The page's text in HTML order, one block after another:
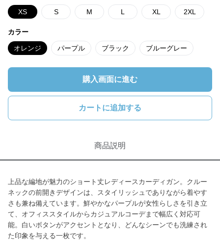
XS S M L XL 2XL
カラー
オレンジ パープル ブラック ブルーグレー
購入画面に進む
カートに追加する
商品説明
上品な編地が魅力のショート丈レディースカーディガン。クルー
ネックの前開きデザインは、スタイリッシュでありながら着やす
さも兼ね備えています。鮮やかなパープルが女性らしさを引き立
て、オフィススタイルからカジュアルコーデまで幅広く対応可
能。白いボタンがアクセントとなり、どんなシーンでも洗練され
た印象を与える一枚です。